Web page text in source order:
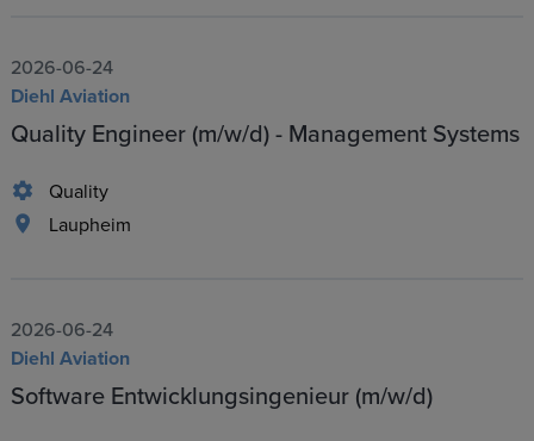
2026-06-24
Diehl Aviation
Quality Engineer (m/w/d) - Management Systems
Quality
Laupheim
2026-06-24
Diehl Aviation
Software Entwicklungsingenieur (m/w/d)